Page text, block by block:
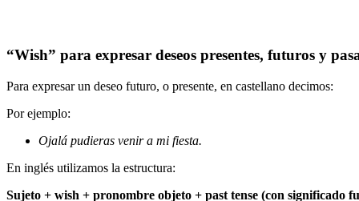
“Wish” para expresar deseos presentes, futuros y
Para expresar un deseo futuro, o presente, en castellano decimos:
Por ejemplo:
Ojalá pudieras venir a mi fiesta.
En inglés utilizamos la estructura:
Sujeto + wish + pronombre objeto + past tense (con significado